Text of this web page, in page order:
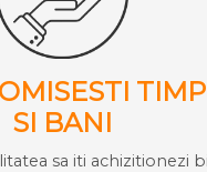
TIMP
SI BANI
sa iti achizitionezi